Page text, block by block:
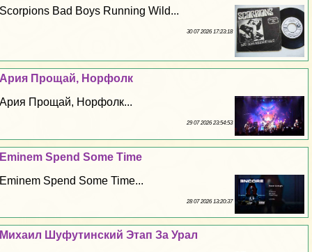
Scorpions Bad Boys Running Wild...
30 07 2026 17:23:18
Ария Прощай, Норфолк
Ария Прощай, Норфолк...
29 07 2026 23:54:53
Eminem Spend Some Time
Eminem Spend Some Time...
28 07 2026 13:20:37
Михаил Шуфутинский Этап За Урал